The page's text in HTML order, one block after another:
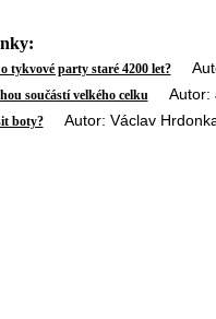
tykvové party staré 4200 let?
součástí velkého celku Autor:
boty?Autor: Václav